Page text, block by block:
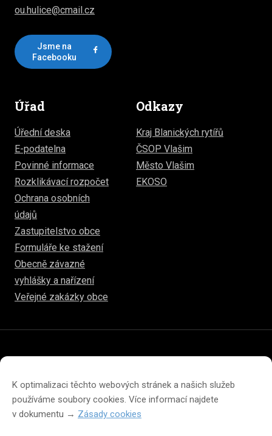
K optimalizaci těchto webových stránek a našich služeb
používáme soubory cookies. Více informací najdete
v dokumentu → Zásady cookies
ou.hulice@cmail.cz
Jsme na
Facebooku
Úřad
Úřední deska
E-podatelna
Povinné informace
Rozklikávací rozpočet
Ochrana osobních
údajů
Zastupitelstvo obce
Formuláře ke stažení
Obecně závazné
vyhlášky a nařízení
Veřejné zakázky obce
Odkazy
Kraj Blanických rytířů
ČSOP Vlašim
Město Vlašim
EKOSO
Prohlášení o přístupnosti
Prohlášení o ochraně soukromí
Zásady cookies (EU)